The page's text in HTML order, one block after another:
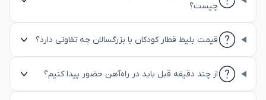
چیست؟
قیمت بلیط قطار کودکان با بزرگسالان چه تفاوتی دارد؟
از چند دقیقه قبل باید در راه‌آهن حضور پیدا کنیم؟